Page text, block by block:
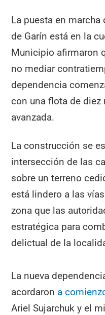
La puesta en
de Garín está en la
Municipio afirmaron
no mediar
dependencia
con una flota de
avanzada.
La construcción se
intersección de las
sobre un terreno
está lindero a las
zona que las
estratégica para
delictual de la
La nueva
acordaron a
Ariel Sujarchuk y el